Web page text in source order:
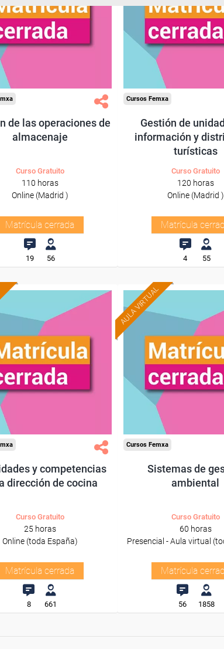
de las operaciones de
almacenaje
Curso Gratuito
110 horas
Online (Madrid )
Matrícula cerrada
19 56
Cursos Femxa
Gestión de
información y
turísticas
Curso Gratuito
120 horas
Online (Madrid )
Matrícula
4 55
y competencias
dirección de cocina
Curso Gratuito
25 horas
Online (toda España)
Matrícula cerrada
8 661
AULA VIRTUAL
Cursos Femxa
Sistemas de
ambiental
Curso Gratuito
60 horas
Presencial - Aula virtual
Matrícula
56 1858